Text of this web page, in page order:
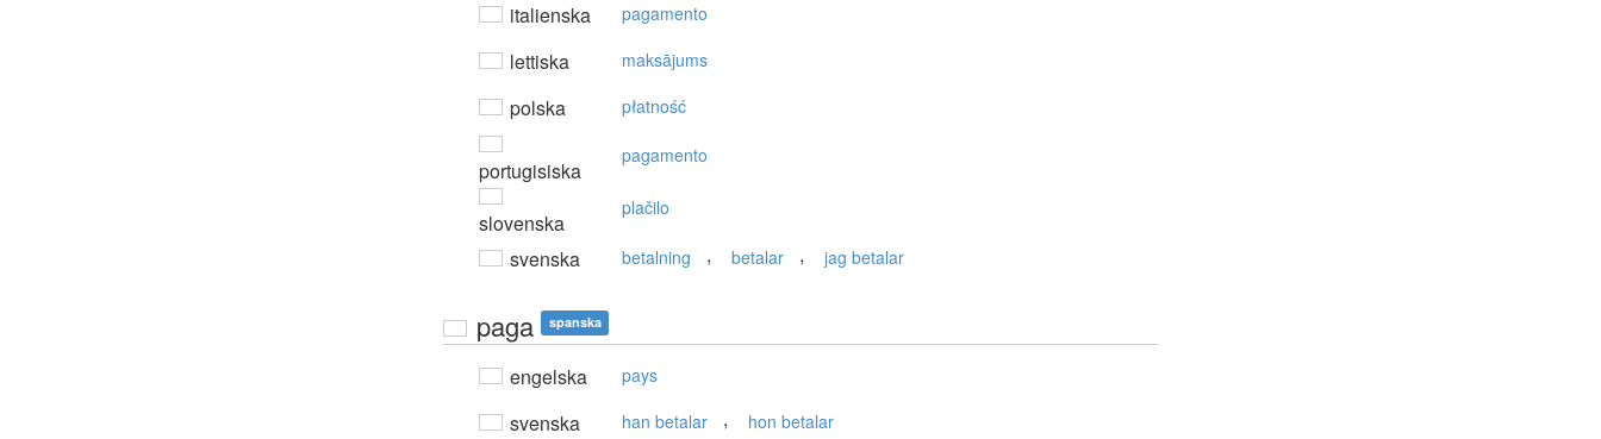
italienska pagamento
lettiska maksājums
polska płatność
portugisiska
pagamento
slovenska
plačilo
svenska betalning , betalar , jag betalar
paga spanska
engelska pays
svenska han betalar , hon betalar